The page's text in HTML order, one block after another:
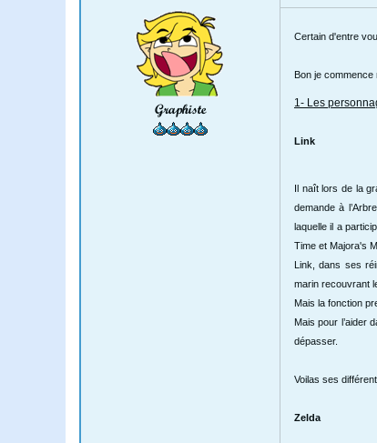
Graphiste
Certain d'entre
Bon je
1- Les
Link
Il naît lors de la
demande à
laquelle il a
Time et Majora's
Link, dans ses
marin recouvrant
Mais la fonction
Mais pour l’aider
dépasser.
Voilas ses
Zelda